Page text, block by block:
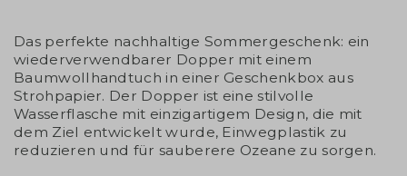
Das perfekte nachhaltige Sommergeschenk: ein
wiederverwendbarer Dopper mit einem
Baumwollhandtuch in einer Geschenkbox aus
Strohpapier. Der Dopper ist eine stilvolle
Wasserflasche mit einzigartigem Design, die mit
dem Ziel entwickelt wurde, Einwegplastik zu
reduzieren und für sauberere Ozeane zu sorgen.